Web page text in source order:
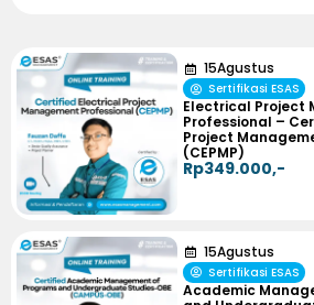
15Agustus
Sertifikasi ESAS
Electrical Project
Professional –
Project
(CEPMP)
Rp349.000,-
15Agustus
Sertifikasi ESAS
Academic